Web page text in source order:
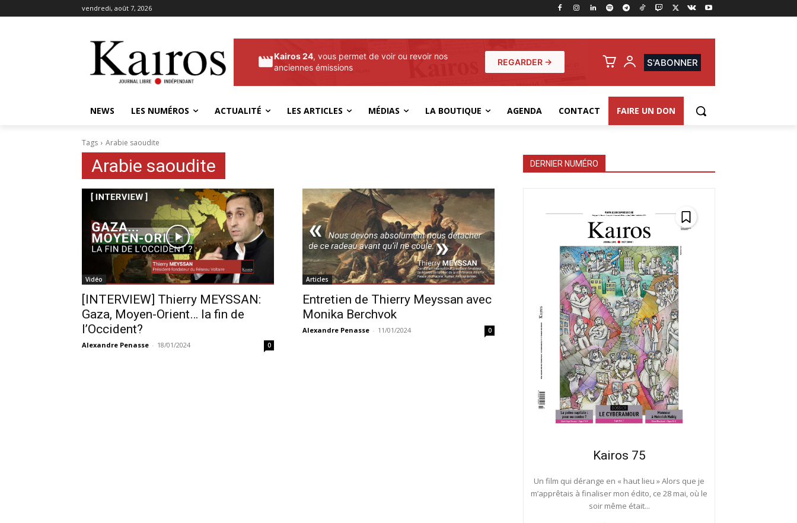
vendredi, août 7, 2026
Kairos 24, vous permet de voir ou revoir nos
anciennes émissions
REGARDER → S'ABONNER
NEWS LES NUMÉROS ACTUALITÉ LES ARTICLES MÉDIAS LA BOUTIQUE AGENDA CONTACT FAIRE UN DON
Tags Arabie saoudite
Arabie saoudite
Vidéo
[INTERVIEW] Thierry MEYSSAN:
Gaza, Moyen-Orient… la fin de
l’Occident?
Alexandre Penasse - 18/01/2024 0
Articles
Entretien de Thierry Meyssan avec
Monika Berchvok
Alexandre Penasse - 11/01/2024 0
DERNIER NUMÉRO
Kairos 75
Un film qui dérange en « haut lieu » Alors que je
m’apprêtais à finaliser mon édito, ce 28 mai, où le
soir même était...